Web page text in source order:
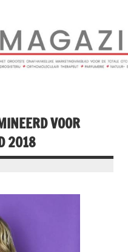
VOOR
2018